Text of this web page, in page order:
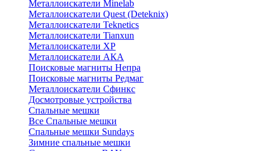
Металлоискатели Minelab
Металлоискатели Quest (Deteknix)
Металлоискатели Teknetics
Металлоискатели Tianxun
Металлоискатели XP
Металлоискатели АКА
Поисковые магниты Непра
Поисковые магниты Редмаг
Металлоискатели Сфинкс
Досмотровые устройства
Спальные мешки
Все Спальные мешки
Спальные мешки Sundays
Зимние спальные мешки